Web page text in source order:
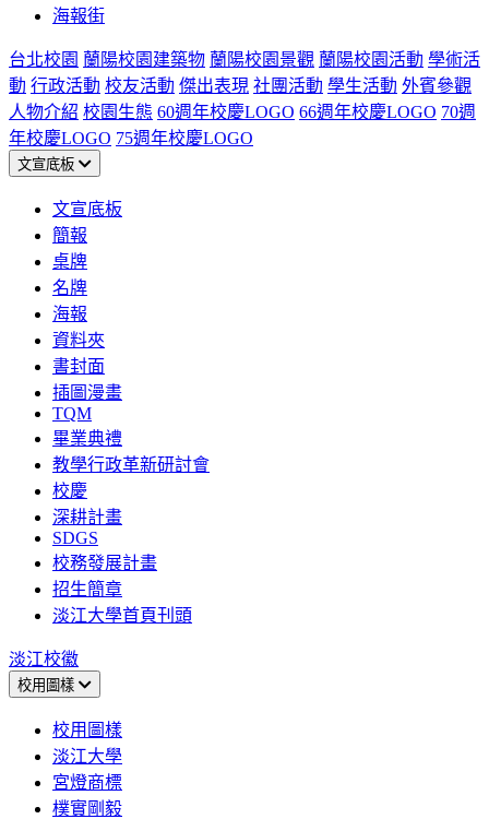
海報街
台北校園 蘭陽校園建築物 蘭陽校園景觀 蘭陽校園活動 學術活
動 行政活動 校友活動 傑出表現 社團活動 學生活動 外賓參觀
人物介紹 校園生態 60週年校慶LOGO 66週年校慶LOGO 70週
年校慶LOGO 75週年校慶LOGO
文宣底板
文宣底板
簡報
桌牌
名牌
海報
資料夾
書封面
插圖漫畫
TQM
畢業典禮
教學行政革新研討會
校慶
深耕計畫
SDGS
校務發展計畫
招生簡章
淡江大學首頁刊頭
淡江校徽
校用圖樣
校用圖樣
淡江大學
宮燈商標
樸實剛毅